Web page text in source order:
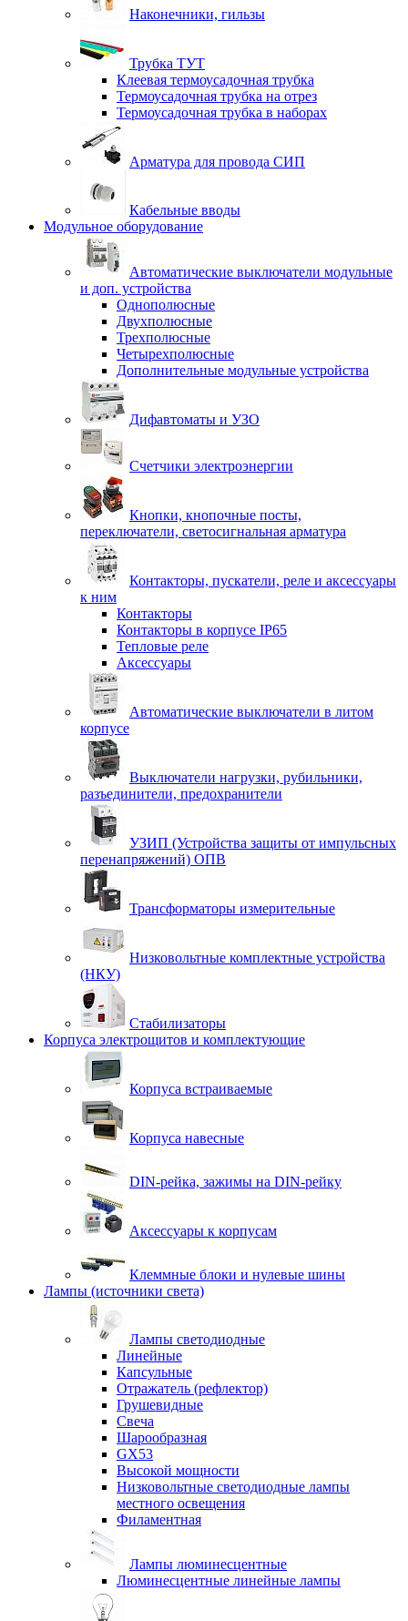
Наконечники, гильзы
Трубка ТУТ
Клеевая термоусадочная трубка
Термоусадочная трубка на отрез
Термоусадочная трубка в наборах
Арматура для провода СИП
Кабельные вводы
Модульное оборудование
Автоматические выключатели модульные
и доп. устройства
Однополюсные
Двухполюсные
Трехполюсные
Четырехполюсные
Дополнительные модульные устройства
Дифавтоматы и УЗО
Счетчики электроэнергии
Кнопки, кнопочные посты,
переключатели, светосигнальная арматура
Контакторы, пускатели, реле и аксессуары
к ним
Контакторы
Контакторы в корпусе IP65
Тепловые реле
Аксессуары
Автоматические выключатели в литом
корпусе
Выключатели нагрузки, рубильники,
разъединители, предохранители
УЗИП (Устройства защиты от импульсных
перенапряжений) ОПВ
Трансформаторы измерительные
Низковольтные комплектные устройства
(НКУ)
Стабилизаторы
Корпуса электрощитов и комплектующие
Корпуса встраиваемые
Корпуса навесные
DIN-рейка, зажимы на DIN-рейку
Аксессуары к корпусам
Клеммные блоки и нулевые шины
Лампы (источники света)
Лампы светодиодные
Линейные
Капсульные
Отражатель (рефлектор)
Грушевидные
Свеча
Шарообразная
GX53
Высокой мощности
Низковольтные светодиодные лампы
местного освещения
Филаментная
Лампы люминесцентные
Люминесцентные линейные лампы